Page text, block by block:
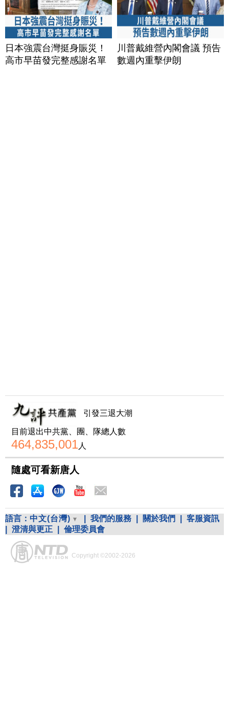
日本強震台灣挺身賑災！
高市早苗發完整感謝名單
川普戴維營內閣會議 預告
數週內重擊伊朗
引發三退大潮
目前退出中共黨、團、隊總人數
464,835,001人
隨處可看新唐人
語言： 中文(台灣) 我們的服務 關於我們
客服資訊
澄清與更正 倫理委員會
Copyright ©2002-2026